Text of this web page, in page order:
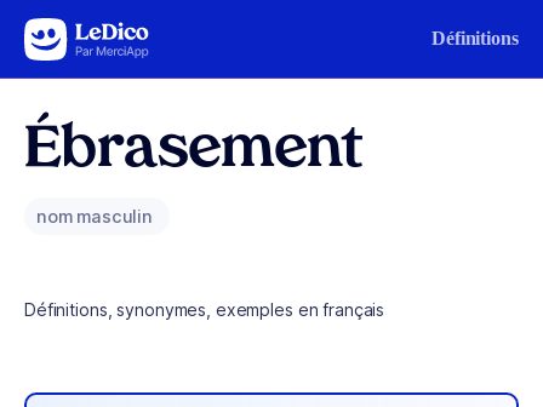
Aller au contenu Définitions
Ébrasement
nom masculin
Définitions, synonymes, exemples en français